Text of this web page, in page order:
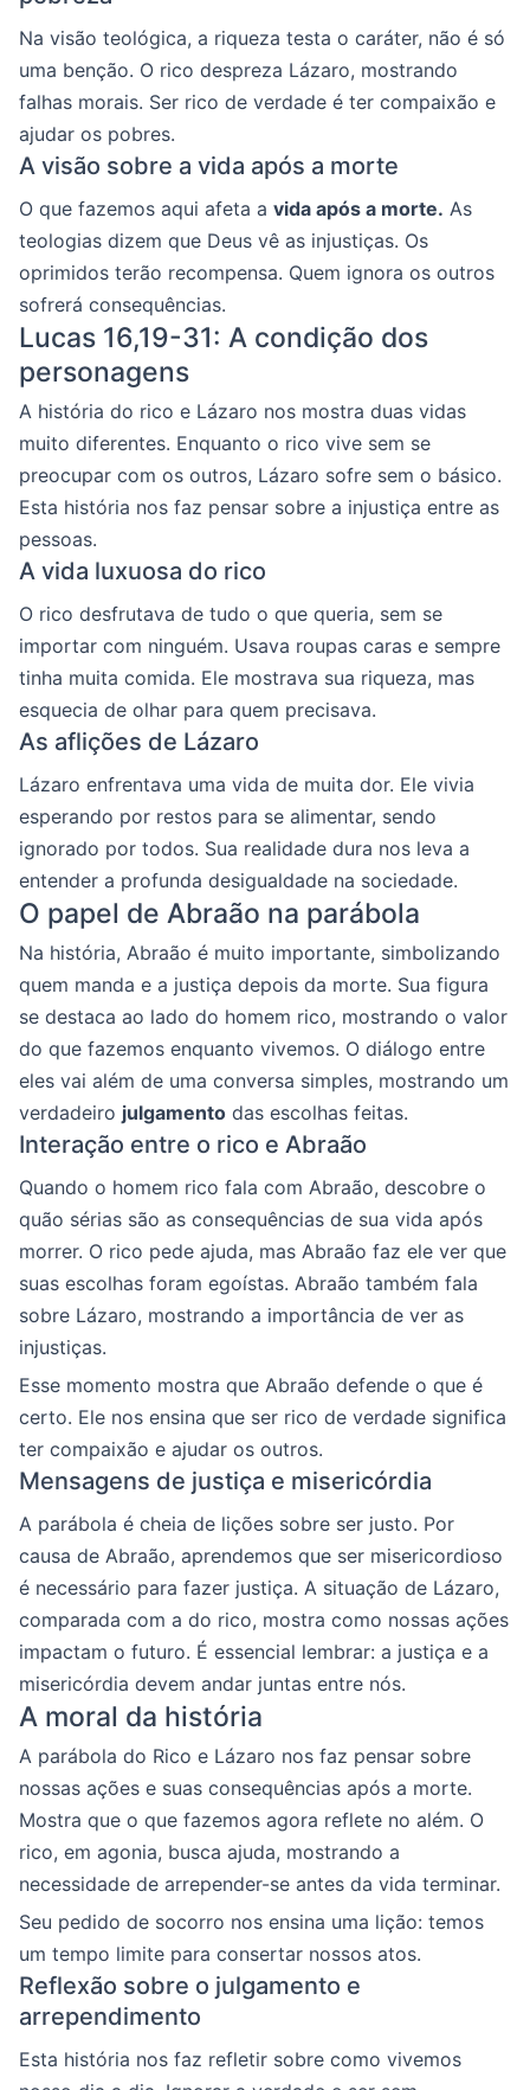
Na visão teológica, a riqueza testa o caráter, não é só
uma benção. O rico despreza Lázaro, mostrando
falhas morais. Ser rico de verdade é ter compaixão e
ajudar os pobres.
A visão sobre a vida após a morte
O que fazemos aqui afeta a vida após a morte. As
teologias dizem que Deus vê as injustiças. Os
oprimidos terão recompensa. Quem ignora os outros
sofrerá consequências.
Lucas 16,19-31: A condição dos
personagens
A história do rico e Lázaro nos mostra duas vidas
muito diferentes. Enquanto o rico vive sem se
preocupar com os outros, Lázaro sofre sem o básico.
Esta história nos faz pensar sobre a injustiça entre as
pessoas.
A vida luxuosa do rico
O rico desfrutava de tudo o que queria, sem se
importar com ninguém. Usava roupas caras e sempre
tinha muita comida. Ele mostrava sua riqueza, mas
esquecia de olhar para quem precisava.
As aflições de Lázaro
Lázaro enfrentava uma vida de muita dor. Ele vivia
esperando por restos para se alimentar, sendo
ignorado por todos. Sua realidade dura nos leva a
entender a profunda desigualdade na sociedade.
O papel de Abraão na parábola
Na história, Abraão é muito importante, simbolizando
quem manda e a justiça depois da morte. Sua figura
se destaca ao lado do homem rico, mostrando o valor
do que fazemos enquanto vivemos. O diálogo entre
eles vai além de uma conversa simples, mostrando um
verdadeiro julgamento das escolhas feitas.
Interação entre o rico e Abraão
Quando o homem rico fala com Abraão, descobre o
quão sérias são as consequências de sua vida após
morrer. O rico pede ajuda, mas Abraão faz ele ver que
suas escolhas foram egoístas. Abraão também fala
sobre Lázaro, mostrando a importância de ver as
injustiças.
Esse momento mostra que Abraão defende o que é
certo. Ele nos ensina que ser rico de verdade significa
ter compaixão e ajudar os outros.
Mensagens de justiça e misericórdia
A parábola é cheia de lições sobre ser justo. Por
causa de Abraão, aprendemos que ser misericordioso
é necessário para fazer justiça. A situação de Lázaro,
comparada com a do rico, mostra como nossas ações
impactam o futuro. É essencial lembrar: a justiça e a
misericórdia devem andar juntas entre nós.
A moral da história
A parábola do Rico e Lázaro nos faz pensar sobre
nossas ações e suas consequências após a morte.
Mostra que o que fazemos agora reflete no além. O
rico, em agonia, busca ajuda, mostrando a
necessidade de arrepender-se antes da vida terminar.
Seu pedido de socorro nos ensina uma lição: temos
um tempo limite para consertar nossos atos.
Reflexão sobre o julgamento e
arrependimento
Esta história nos faz refletir sobre como vivemos